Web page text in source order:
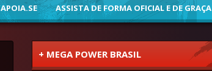
APOIA.SE ASSISTA DE FORMA OFICIAL E DE GRAÇA
+ MEGA POWER BRASIL